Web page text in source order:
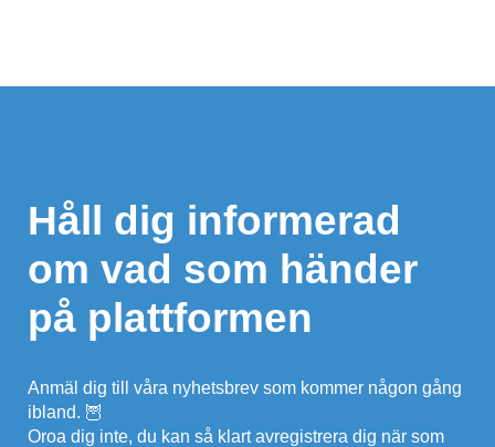
Håll dig informerad
om vad som händer
på plattformen
Anmäl dig till våra nyhetsbrev som kommer någon gång
ibland. 🦉
Oroa dig inte, du kan så klart avregistrera dig när som